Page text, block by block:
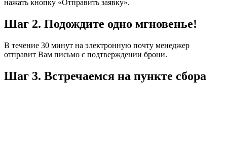
нажать кнопку «Отправить заявку».
Шаг 2. Подождите одно мгновенье!
В течение 30 минут на электронную почту менеджер
отправит Вам письмо с подтверждении брони.
Шаг 3. Встречаемся на пункте сбора